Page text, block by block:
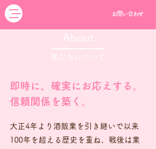
お問い合わせ
About
​私たちについて
即時に、確実にお応えする。
信頼関係を築く。
大正4年より酒販業を引き継いで以来
100年を超える歴史を重ね、戦後は業